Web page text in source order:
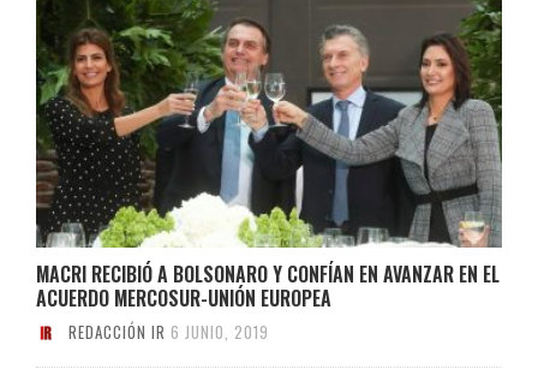
MACRI RECIBIÓ A BOLSONARO Y CONFÍAN EN AVANZAR EN EL
ACUERDO MERCOSUR-UNIÓN EUROPEA
REDACCIÓN IR 6 JUNIO, 2019